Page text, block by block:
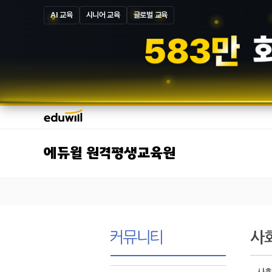
AI 교육 시니어 교육 글로벌 교육
587만
에듀윌 원격평생교육원